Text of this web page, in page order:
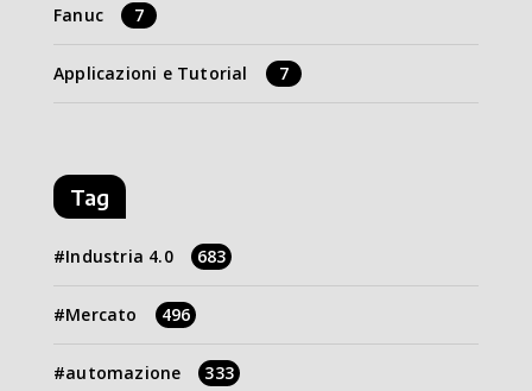
Fanuc 7
Applicazioni e Tutorial 7
Tag
Industria 4.0 683
Mercato 496
automazione 333